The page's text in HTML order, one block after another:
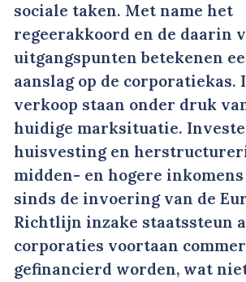
sociale taken. Met name het
regeerakkoord en de daarin
uitgangspunten betekenen
aanslag op de
verkoop staan onder druk
huidige marksituatie.
huisvesting en
midden- en hogere
sinds de invoering van de
Richtlijn inzake staatssteun
corporaties voortaan
gefinancierd worden, wat